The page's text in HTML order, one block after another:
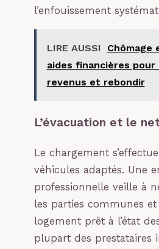
l’enfouissement
LIRE AUSSI
Chômage
aides financières pour
revenus et rebondir
L’évacuation et le
Le chargement
véhicules adaptés. Une
professionnelle veille à
les parties communes et
logement prêt à l’état
plupart des prestataires